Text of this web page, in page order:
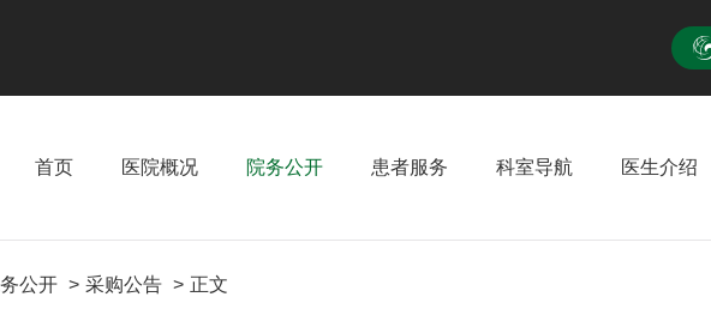
首页 医院概况 院务公开 患者服务 科室导航 医生介绍
公开 采购公告 正文